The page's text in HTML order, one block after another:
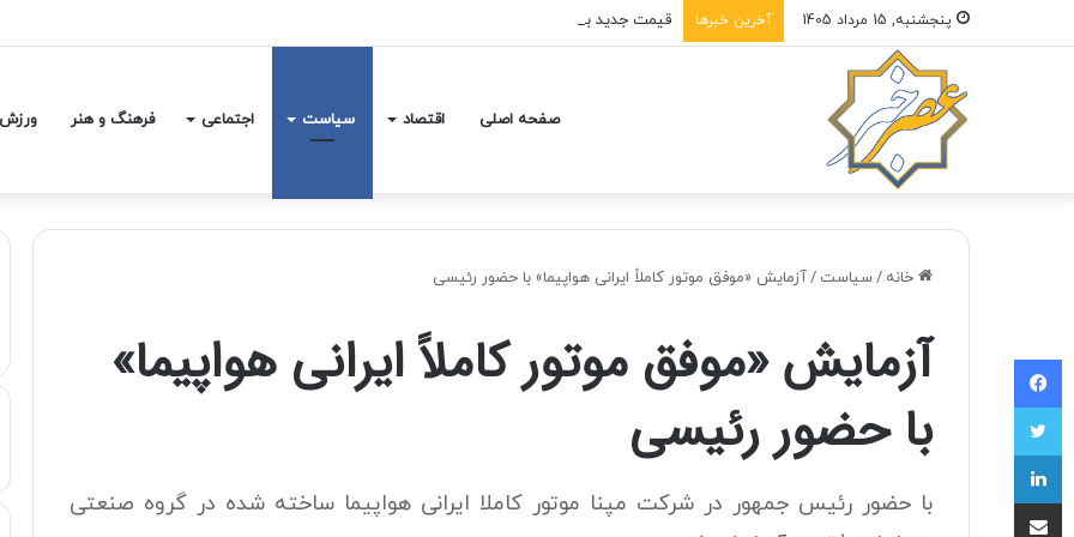
پنجشنبه, 15 مرداد 1405 آخرین خبرها قیمت جدید بنزین ویژه اعلام شد/ هر لیتر بنزین چند؟
صفحه اصلی اقتصاد سیاست اجتماعی فرهنگ و هنر ورزش
خانه /سیاست /آزمایش «موفق موتور کاملاً ایرانی هواپیما» با حضور رئیسی
آزمایش «موفق موتور کاملاً ایرانی هواپیما»
با حضور رئیسی
با حضور رئیس جمهور در شرکت مپنا موتور کاملا ایرانی هواپیما ساخته شده در گروه صنعتی